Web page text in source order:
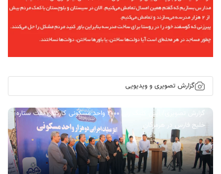
گزارش تصویری و ویدیویی
گزارش تصویری/ آیین کلنگ زنی ۲۰۰۰ واحد مسکونی کارکنان نفت ستاره
خلیج فارس در هرمزگان